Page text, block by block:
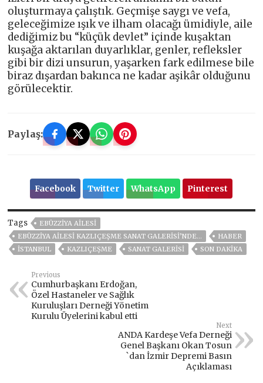
oluşturmaya çalıştık. Geçmişe saygı ve vefa,
geleceğimize ışık ve ilham olacağı ümidiyle, aile
dediğimiz bu “küçük devlet” içinde kuşaktan
kuşağa aktarılan duyarlıklar, genler, refleksler
gibi bir dizi unsurun, yaşarken fark edilmese bile
biraz dışardan bakınca ne kadar aşikâr olduğunu
görülecektir.
Paylaş:
Facebook Twitter WhatsApp Pinterest
Tags
EBÜZZIYA AILESI
EBÜZZIYA AILESI KAZLIÇEŞME SANAT GALERISI’NDE…
HABER
ISTANBUL
KAZLIÇEŞME SANAT GALERISI SON DAKIKA
Previous
Cumhurbaşkanı Erdoğan,
Özel Hastaneler ve Sağlık
Kuruluşları Derneği Yönetim
Kurulu Üyelerini kabul etti
Next
ANDA Kardeşe Vefa Derneği
Genel Başkanı Okan Tosun
`dan İzmir Depremi Basın
Açıklaması